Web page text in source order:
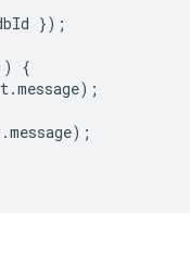
});
{
.message);
.message);